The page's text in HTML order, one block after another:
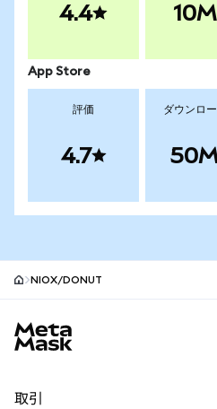
4.4
App Store
評価
4.7
ダウンロ
NIOX/DONUT
取引